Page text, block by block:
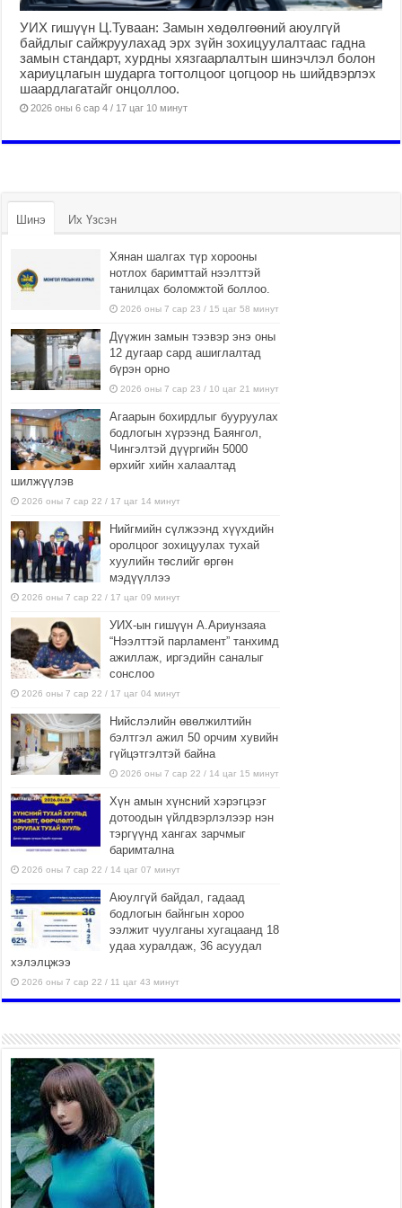
УИХ гишүүн Ц.Туваан: Замын хөдөлгөөний аюулгүй
байдлыг сайжруулахад эрх зүйн зохицуулалтаас гадна
замын стандарт, хурдны хязгаарлалтын шинэчлэл болон
хариуцлагын шударга тогтолцоог цогцоор нь шийдвэрлэх
шаардлагатайг онцоллоо.
2026 оны 6 сар 4 / 17 цаг 10 минут
Шинэ Их Үзсэн
Хянан шалгах түр хорооны
нотлох баримттай нээлттэй
танилцах боломжтой боллоо.
2026 оны 7 сар 23 / 15 цаг 58 минут
Дүүжин замын тээвэр энэ оны
12 дугаар сард ашиглалтад
бүрэн орно
2026 оны 7 сар 23 / 10 цаг 21 минут
Агаарын бохирдлыг бууруулах
бодлогын хүрээнд Баянгол,
Чингэлтэй дүүргийн 5000
өрхийг хийн халаалтад
шилжүүлэв
2026 оны 7 сар 22 / 17 цаг 14 минут
Нийгмийн сүлжээнд хүүхдийн
оролцоог зохицуулах тухай
хуулийн төслийг өргөн
мэдүүллээ
2026 оны 7 сар 22 / 17 цаг 09 минут
УИХ-ын гишүүн А.Ариунзаяа
“Нээлттэй парламент” танхимд
ажиллаж, иргэдийн саналыг
сонслоо
2026 оны 7 сар 22 / 17 цаг 04 минут
Нийслэлийн өвөлжилтийн
бэлтгэл ажил 50 орчим хувийн
гүйцэтгэлтэй байна
2026 оны 7 сар 22 / 14 цаг 15 минут
Хүн амын хүнсний хэрэгцээг
дотоодын үйлдвэрлэлээр нэн
тэргүүнд хангах зарчмыг
баримтална
2026 оны 7 сар 22 / 14 цаг 07 минут
Аюулгүй байдал, гадаад
бодлогын байнгын хороо
ээлжит чуулганы хугацаанд 18
удаа хуралдаж, 36 асуудал
хэлэлцжээ
2026 оны 7 сар 22 / 11 цаг 43 минут
боломжтой-Хүүхэд хөгжүүлэх
төв” байгуулах төсөлд төр,
хувийн хэвшлийн түншлэлийн хүрээнд хамтран
ажиллахыг урьж байна
2026 оны 7 сар 22 / 9 цаг 28 минут
Б.Пүрэвдагва: “Урт цагаан”-ыг
залуучууд чөлөөт цагаа
өнгөрүүлдэг, жуулчид зорьж
ирдэг цэг болгоно